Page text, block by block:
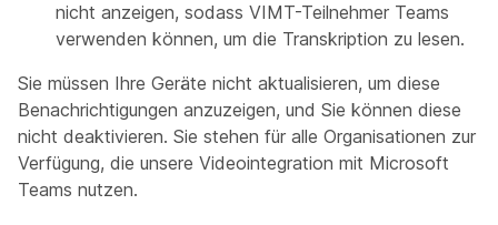
nicht anzeigen, sodass VIMT-Teilnehmer Teams
verwenden können, um die Transkription zu lesen.
Sie müssen Ihre Geräte nicht aktualisieren, um diese
Benachrichtigungen anzuzeigen, und Sie können diese
nicht deaktivieren. Sie stehen für alle Organisationen zur
Verfügung, die unsere Videointegration mit Microsoft
Teams nutzen.